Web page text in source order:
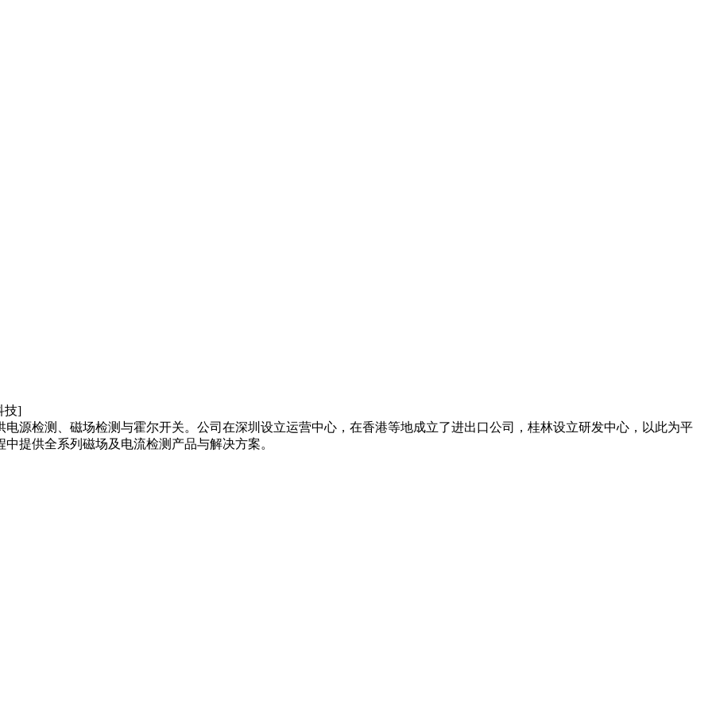
源检测、磁场检测与霍尔开关。公司在深圳设立运营中心，在香港等地成立了进出口公司，桂林设立研发中心，以此为平
提供全系列磁场及电流检测产品与解决方案。